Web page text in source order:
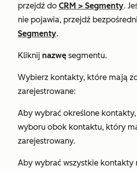
przejdź do CRM > Segmenty.
nie pojawia, przejdź
Segmenty.
Kliknij nazwę segmentu.
Wybierz kontakty, które mają
zarejestrowane:
Aby wybrać określone kontakty,
wyboru obok kontaktu, który
zarejestrowany.
Aby wybrać wszystkie kontakty